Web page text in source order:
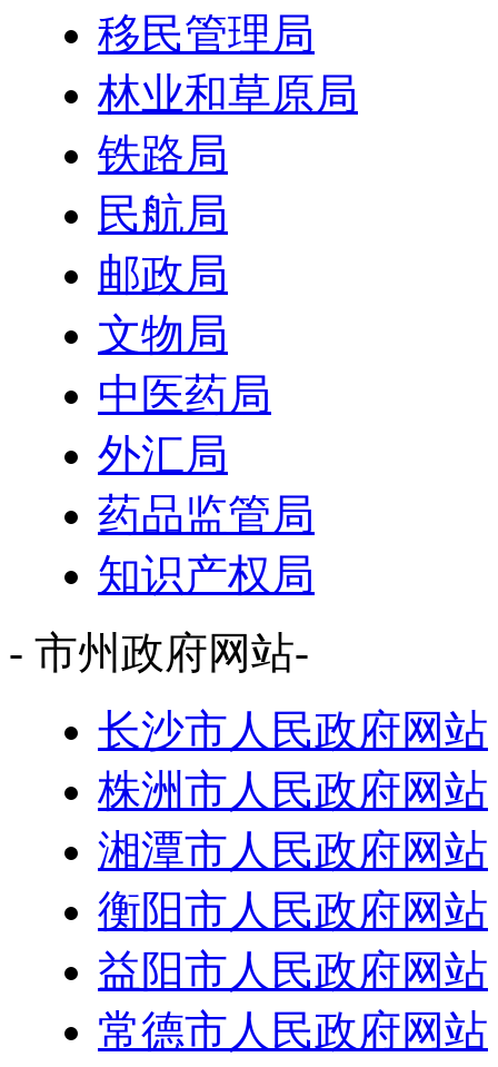
移民管理局
林业和草原局
铁路局
民航局
邮政局
文物局
中医药局
外汇局
药品监管局
知识产权局
- 市州政府网站-
长沙市人民政府网站
株洲市人民政府网站
湘潭市人民政府网站
衡阳市人民政府网站
益阳市人民政府网站
常德市人民政府网站